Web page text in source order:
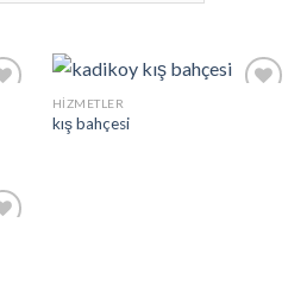
HIZMETLER
kış bahçesi